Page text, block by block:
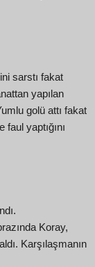
sarstı fakat
yapılan
golü attı fakat
yaptığını
Koray,
Karşılaşmanın